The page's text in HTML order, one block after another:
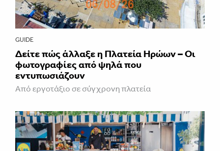
GUIDE
Δείτε πώς άλλαξε η Πλατεία Ηρώων – Οι
φωτογραφίες από ψηλά που
εντυπωσιάζουν
Από εργοτάξιο σε σύγχρονη πλατεία